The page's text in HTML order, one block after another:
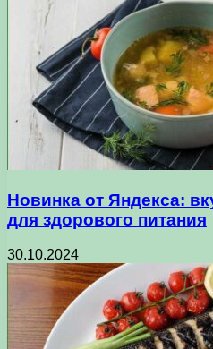
Новинка от Яндекса:
для здорового питания
30.10.2024